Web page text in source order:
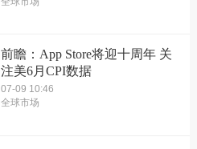
前瞻：App Store将迎十周年 关
注美6月CPI数据
07-09 10:46
全球市场